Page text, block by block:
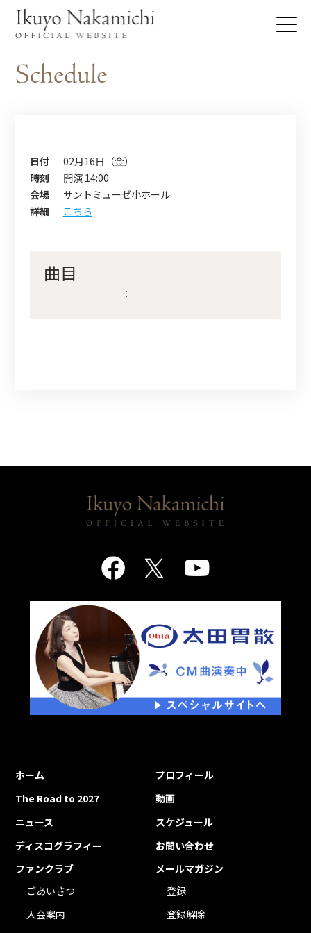
日付
02月16日（金）
時刻
開演 14:00
会場
サントミューゼ小ホール
詳細
こちら
曲目
：
ホーム
プロフィール
The Road to 2027
動画
ニュース
スケジュール
ディスコグラフィー
お問い合わせ
ファンクラブ
ごあいさつ
入会案内
メールマガジン
登録
登録解除